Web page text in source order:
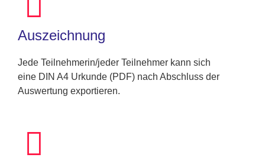
Auszeichnung
Jede Teilnehmerin/jeder Teilnehmer kann sich
eine DIN A4 Urkunde (PDF) nach Abschluss der
Auswertung exportieren.